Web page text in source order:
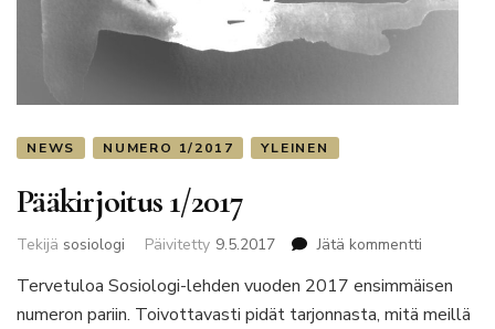
NEWS NUMERO 1/2017 YLEINEN
Pääkirjoitus 1/2017
Tekijä sosiologi Päivitetty 9.5.2017 Jätä kommentti
1/2017
Tervetuloa Sosiologi-lehden vuoden 2017 ensimmäisen
numeron pariin. Toivottavasti pidät tarjonnasta, mitä meillä